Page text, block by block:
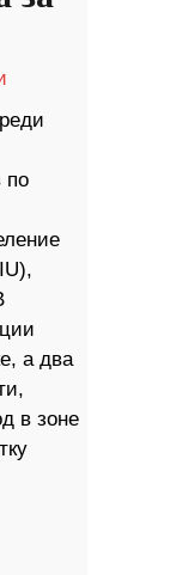
по
а два
в зоне